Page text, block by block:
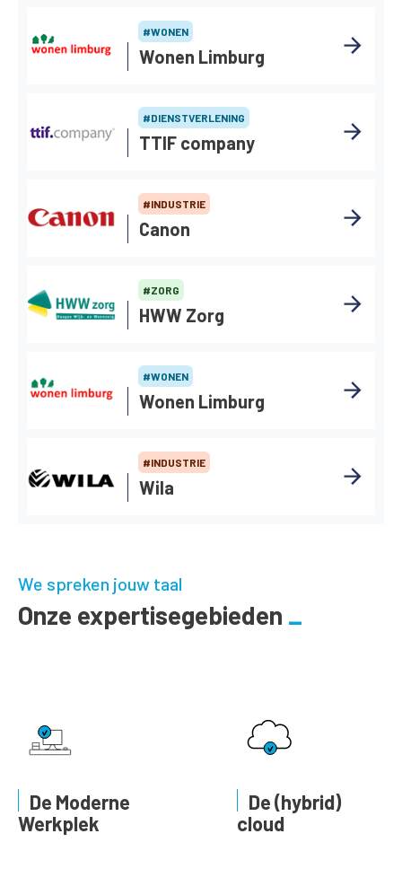
#WONEN
Wonen Limburg
#DIENSTVERLENING
TTIF company
#INDUSTRIE
Canon
#ZORG
HWW Zorg
#WONEN
Wonen Limburg
#INDUSTRIE
Wila
We spreken jouw taal
Onze expertisegebieden
De Moderne
Werkplek
De (hybrid)
cloud